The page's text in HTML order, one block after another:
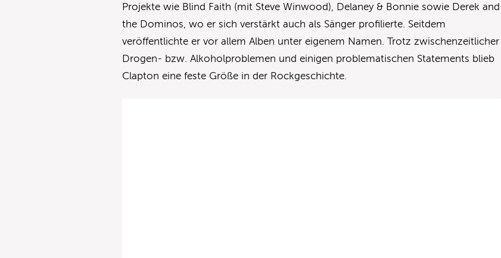
Projekte wie Blind Faith (mit Steve Winwood), Delaney & Bonnie sowie Derek and
the Dominos, wo er sich verstärkt auch als Sänger profilierte. Seitdem
veröffentlichte er vor allem Alben unter eigenem Namen. Trotz zwischenzeitlicher
Drogen- bzw. Alkoholproblemen und einigen problematischen Statements blieb
Clapton eine feste Größe in der Rockgeschichte.